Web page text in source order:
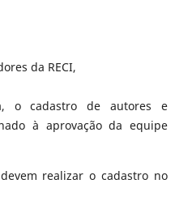
da RECI,
o cadastro de autores e
à aprovação da equipe
realizar o cadastro no